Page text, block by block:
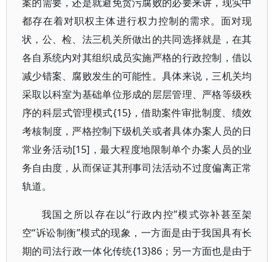
都存在着对职权主体进行权力控制的需求。面对现
状，公、检、法三机关所做出的共同选择就是，在其
各自系统内对其组织成员实施严格的行政控制，借以
减少错案、腐败发生的可能性。具体来说，三机关均
采取以科室为基础单位形成的层层管理、严格等级秩
序的科层式管理模式{15}，借助案件审批制度、绩效
考核制度，严格控制下级机关或者具体办案人员的日
常业务活动[15]，最大程度地限制单个办案人员的业
务自由度，从而保证其刑事司法活动不过度偏离正常
轨道。
我国之所以存在以“行政内控”模式弥补甚至架
空“诉讼制衡”模式的现象，一方面是由于我国具有长
期的司法行政一体化传统{13}86；另一方面也是由于